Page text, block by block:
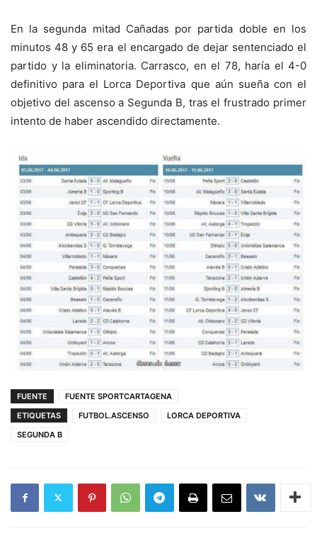
En la segunda mitad Cañadas por partida doble en los
minutos 48 y 65 era el encargado de dejar sentenciado el
partido y la eliminatoria. Carrasco, en el 78, haría el 4-0
definitivo para el Lorca Deportiva que aún sueña con el
objetivo del ascenso a Segunda B, tras el frustrado primer
intento de haber ascendido directamente.
FUENTE
FUENTE SPORTCARTAGENA
ETIQUETAS
FUTBOL.ASCENSO
LORCA DEPORTIVA
SEGUNDA B